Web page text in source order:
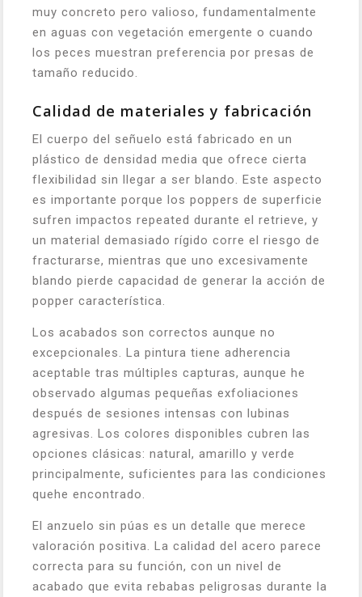
muy concreto pero valioso, fundamentalmente
en aguas con vegetación emergente o cuando
los peces muestran preferencia por presas de
tamaño reducido.
Calidad de materiales y fabricación
El cuerpo del señuelo está fabricado en un
plástico de densidad media que ofrece cierta
flexibilidad sin llegar a ser blando. Este aspecto
es importante porque los poppers de superficie
sufren impactos repeated durante el retrieve, y
un material demasiado rígido corre el riesgo de
fracturarse, mientras que uno excesivamente
blando pierde capacidad de generar la acción de
popper característica.
Los acabados son correctos aunque no
excepcionales. La pintura tiene adherencia
aceptable tras múltiples capturas, aunque he
observado algumas pequeñas exfoliaciones
después de sesiones intensas con lubinas
agresivas. Los colores disponibles cubren las
opciones clásicas: natural, amarillo y verde
principalmente, suficientes para las condiciones
quehe encontrado.
El anzuelo sin púas es un detalle que merece
valoración positiva. La calidad del acero parece
correcta para su función, con un nivel de
acabado que evita rebabas peligrosas durante la